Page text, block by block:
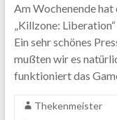
Am Wochenende
„Killzone:
Ein sehr schönes
mußten wir es
funktioniert das
Thekenmeister